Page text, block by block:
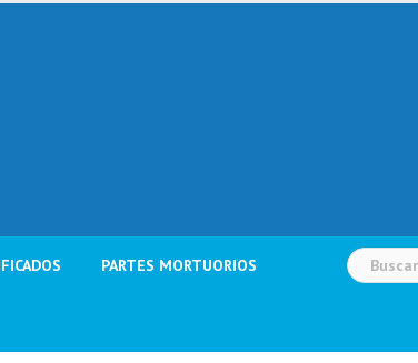
PARTES MORTUORIOS Buscar: